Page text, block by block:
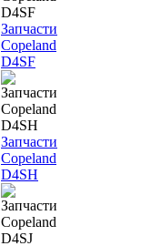
Запчасти
Copeland
D4SF
Запчасти
Copeland
D4SH